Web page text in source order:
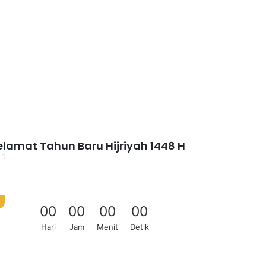
Tahun Baru Hijriyah 1448 H
00
Hari
00
Jam
00
Menit
00
Detik